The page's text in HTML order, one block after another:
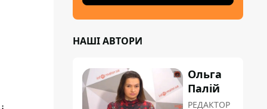
НАШІ АВТОРИ
Ольга
Палій
РЕДАКТОР